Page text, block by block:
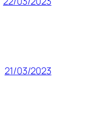
21/03/2023